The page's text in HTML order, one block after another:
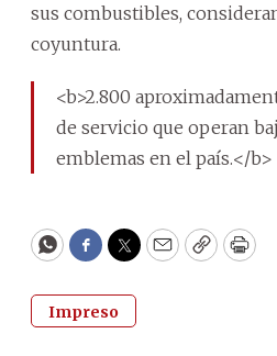
sus combustibles,
coyuntura.
<b>2.800
de servicio que operan
emblemas en el país.</b>
WhatsApp
Facebook
Twitter
EmailCopyPrint
Impreso